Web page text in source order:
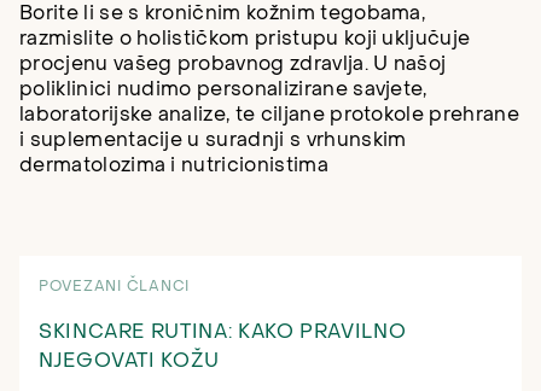
Borite li se s kroničnim kožnim tegobama,
razmislite o holističkom pristupu koji uključuje
procjenu vašeg probavnog zdravlja. U našoj
poliklinici nudimo personalizirane savjete,
laboratorijske analize, te ciljane protokole prehrane
i suplementacije u suradnji s vrhunskim
dermatolozima i nutricionistima
POVEZANI ČLANCI
SKINCARE RUTINA: KAKO PRAVILNO
NJEGOVATI KOŽU